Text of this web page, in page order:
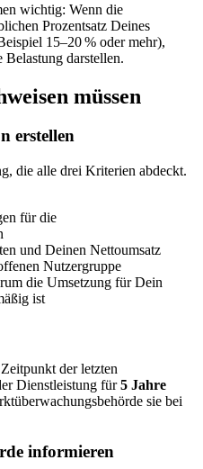
wichtig: Wenn die
Prozentsatz Deines
15–20 % oder mehr),
Belastung darstellen.
müssen
erstellen
die alle drei Kriterien abdeckt.
für die
und Deinen Nettoumsatz
Nutzergruppe
die Umsetzung für Dein
ist
der letzten
Dienstleistung für5 Jahre
sie bei
informieren